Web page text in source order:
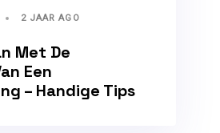
2 JAAR AGO
Met De
Een
– Handige Tips